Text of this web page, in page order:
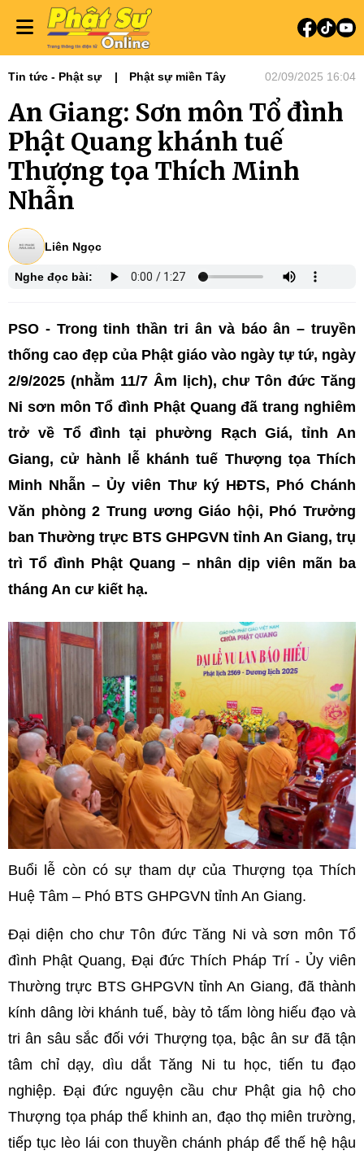
Tin tức - Phật sự Phật sự miền Tây 02/09/2025 16:04
An Giang: Sơn môn Tổ đình
Phật Quang khánh tuế
Thượng tọa Thích Minh
Nhẫn
Liên Ngọc
Nghe đọc bài:
PSO - Trong tinh thần tri ân và báo ân – truyền
thống cao đẹp của Phật giáo vào ngày tự tứ, ngày
2/9/2025 (nhằm 11/7 Âm lịch), chư Tôn đức Tăng
Ni sơn môn Tổ đình Phật Quang đã trang nghiêm
trở về Tổ đình tại phường Rạch Giá, tỉnh An
Giang, cử hành lễ khánh tuế Thượng tọa Thích
Minh Nhẫn – Ủy viên Thư ký HĐTS, Phó Chánh
Văn phòng 2 Trung ương Giáo hội, Phó Trưởng
ban Thường trực BTS GHPGVN tỉnh An Giang, trụ
trì Tổ đình Phật Quang – nhân dịp viên mãn ba
tháng An cư kiết hạ.
Buổi lễ còn có sự tham dự củaThượng tọa Thích
Huệ Tâm – Phó BTS GHPGVN tỉnh An Giang.
Đại diện cho chư Tôn đức Tăng Ni và sơn môn Tổ
đình Phật Quang, Đại đức Thích Pháp Trí - Ủy viên
Thường trực BTS GHPGVN tỉnh An Giang, đã thành
kính dâng lời khánh tuế, bày tỏ tấm lòng hiếu đạo và
tri ân sâu sắc đối với Thượng tọa, bậc ân sư đã tận
tâm chỉ dạy, dìu dắt Tăng Ni tu học, tiến tu đạo
nghiệp. Đại đức nguyện cầu chư Phật gia hộ cho
Thượng tọa pháp thể khinh an, đạo thọ miên trường,
tiếp tục lèo lái con thuyền chánh pháp để thế hệ hậu